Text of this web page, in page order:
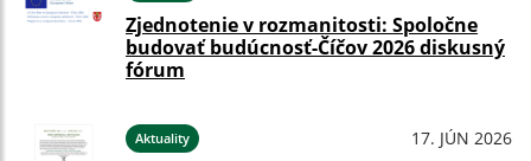
Zjednotenie v rozmanitosti: Spoločne
budovať budúcnosť-Číčov 2026 diskusný
fórum
Aktuality 17. JÚN 2026